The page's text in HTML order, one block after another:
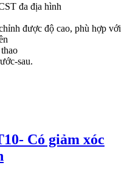
đa địa hình
được độ cao, phù hợp với
sau.
Có giảm xóc